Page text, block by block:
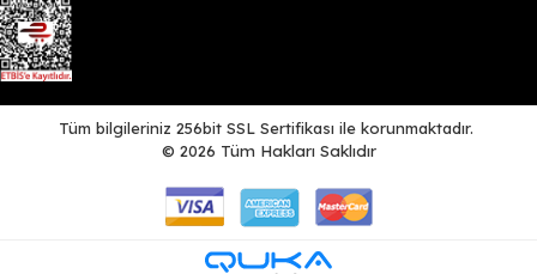
Tüm bilgileriniz 256bit SSL Sertifikası ile korunmaktadır.
© 2026 Tüm Hakları Saklıdır